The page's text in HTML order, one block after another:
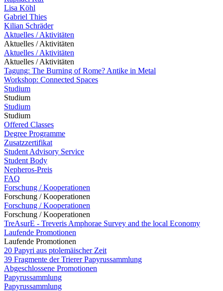
Lisa Köhl
Gabriel Thies
Kilian Schräder
Aktuelles / Aktivitäten
Aktuelles / Aktivitäten
Aktuelles / Aktivitäten
Aktuelles / Aktivitäten
Tagung: The Burning of Rome? Antike in Metal
Workshop: Connected Spaces
Studium
Studium
Studium
Studium
Offered Classes
Degree Programme
Zusatzzertifikat
Student Advisory Service
Student Body
Nepheros-Preis
FAQ
Forschung / Kooperationen
Forschung / Kooperationen
Forschung / Kooperationen
Forschung / Kooperationen
TreAsurE - Treveris Amphorae Survey and the local Economy
Laufende Promotionen
Laufende Promotionen
20 Papyri aus ptolemäischer Zeit
39 Fragmente der Trierer Papyrussammlung
Abgeschlossene Promotionen
Papyrussammlung
Papyrussammlung